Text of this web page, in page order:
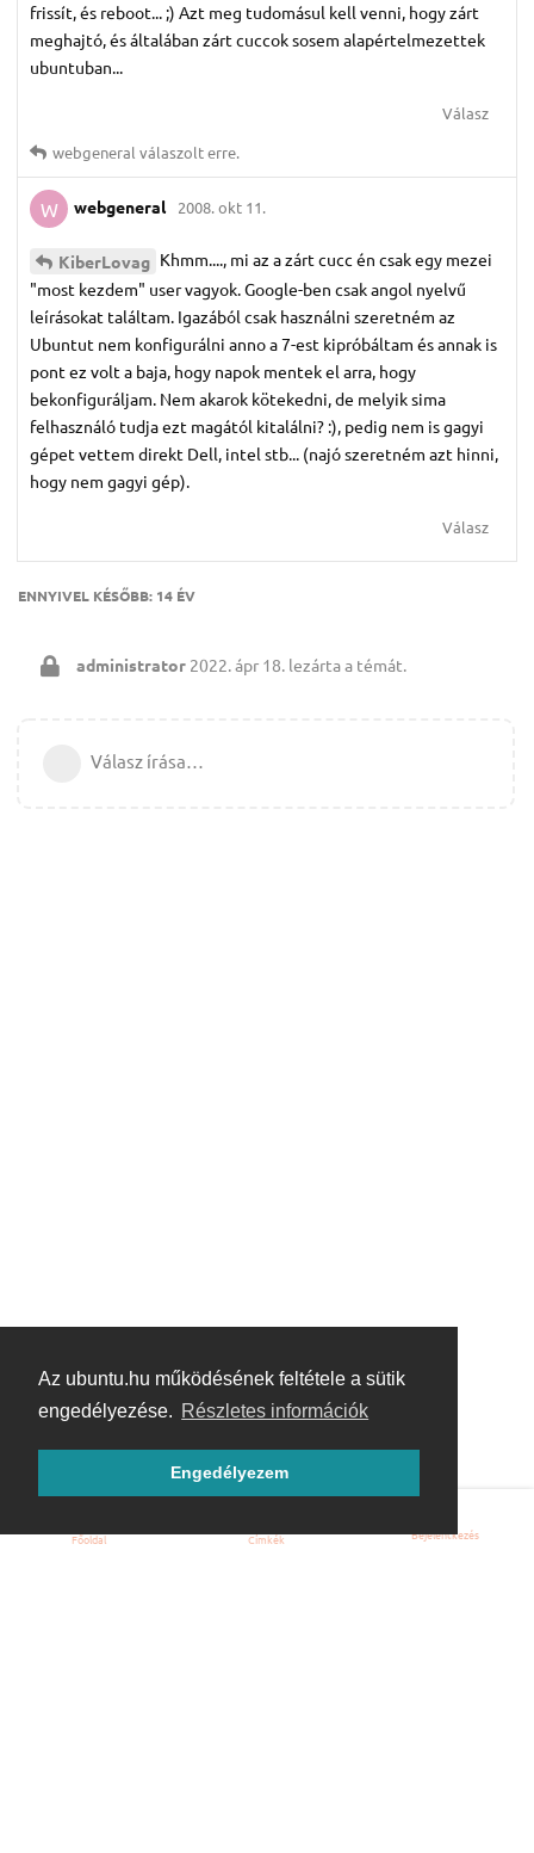
Az ubuntu.hu működésének feltétele a sütik
engedélyezése. Részletes információk
Engedélyezem
frissít, és reboot... ;) Azt meg tudomásul kell venni, hogy zárt
meghajtó, és általában zárt cuccok sosem alapértelmezettek
ubuntuban...
Válasz
webgeneral válaszolt erre.
W webgeneral 2008. okt 11.
KiberLovag Khmm...., mi az a zárt cucc én csak egy mezei
"most kezdem" user vagyok. Google-ben csak angol nyelvű
leírásokat találtam. Igazából csak használni szeretném az
Ubuntut nem konfigurálni anno a 7-est kipróbáltam és annak is
pont ez volt a baja, hogy napok mentek el arra, hogy
bekonfiguráljam. Nem akarok kötekedni, de melyik sima
felhasználó tudja ezt magától kitalálni? :), pedig nem is gagyi
gépet vettem direkt Dell, intel stb... (najó szeretném azt hinni,
hogy nem gagyi gép).
Válasz
ENNYIVEL KÉSŐBB: 14 ÉV
administrator 2022. ápr 18. lezárta a témát.
Válasz írása…
Főoldal Címkék Bejelentkezés